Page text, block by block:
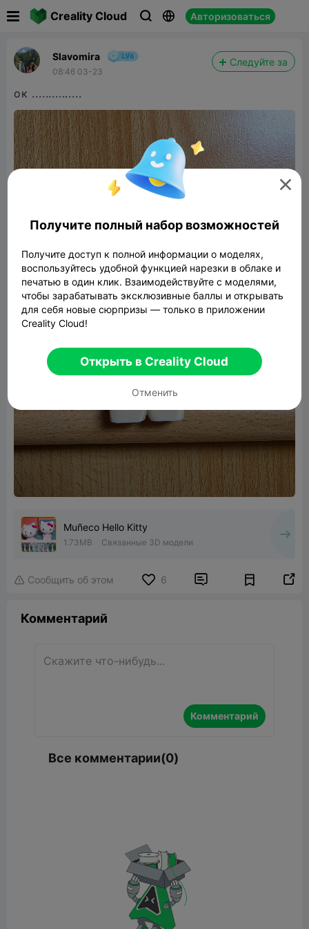
Creality Cloud   Авторизоваться
Slavomira
08:46 03-23
Следуйте за
ок ...............
Muñeco Hello Kitty
1.73MB Связанные 3D модели
 Сообщить об этом 6  
Комментарий
Комментарий
Все комментарии(0)

Получите полный набор возможностей
Получите доступ к полной информации о моделях,
воспользуйтесь удобной функцией нарезки в облаке и
печатью в один клик. Взаимодействуйте с моделями,
чтобы зарабатывать эксклюзивные баллы и открывать
для себя новые сюрпризы — только в приложении
Creality Cloud!
Открыть в Creality Cloud
Отменить